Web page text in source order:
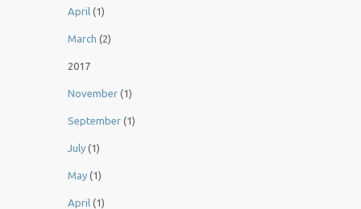
April (1)
March (2)
2017
November (1)
September (1)
July (1)
May (1)
April (1)